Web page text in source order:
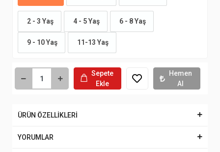
2 - 3 Yaş 4 - 5 Yaş 6 - 8 Yaş
9 - 10 Yaş 11-13 Yaş
Sepete
Ekle
Hemen
Al
ÜRÜN ÖZELLİKLERİ
YORUMLAR